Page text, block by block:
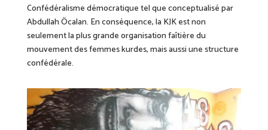
Confédéralisme démocratique tel que conceptualisé par
Abdullah Öcalan. En conséquence, la KJK est non
seulement la plus grande organisation faîtière du
mouvement des femmes kurdes, mais aussi une structure
confédérale.